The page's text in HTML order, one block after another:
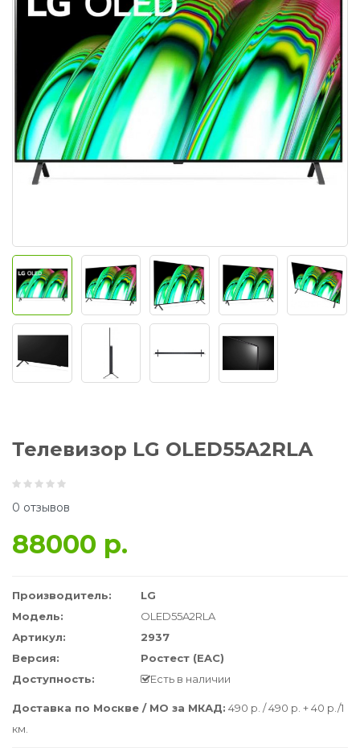
Телевизор LG OLED55A2RLA
0 отзывов
88000 р.
Производитель:
LG
Модель:
OLED55A2RLA
Артикул:
2937
Версия:
Ростест (EAC)
Доступность:
Есть в наличии
Доставка по Москве / МО за МКАД: 490 р. / 490 р. + 40 р./1
км.